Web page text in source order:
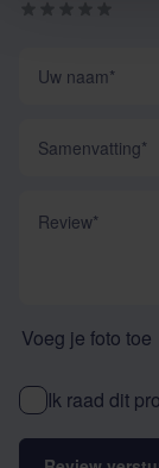
Voeg je foto toe
Ik raad dit